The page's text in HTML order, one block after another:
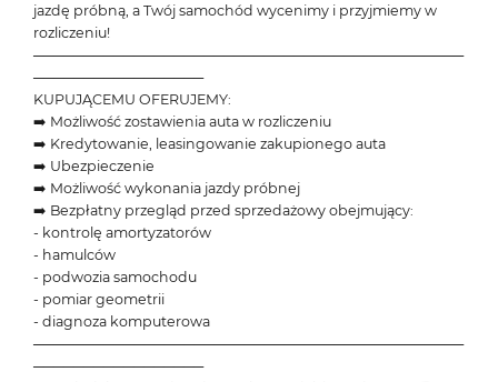
jazdę próbną, a Twój samochód wycenimy i przyjmiemy w
rozliczeniu!
───────────────────────────────────────────
─────────────────
KUPUJĄCEMU OFERUJEMY:
➡️ Możliwość zostawienia auta w rozliczeniu
➡️ Kredytowanie, leasingowanie zakupionego auta
➡️ Ubezpieczenie
➡️ Możliwość wykonania jazdy próbnej
➡️ Bezpłatny przegląd przed sprzedażowy obejmujący:
- kontrolę amortyzatorów
- hamulców
- podwozia samochodu
- pomiar geometrii
- diagnoza komputerowa
───────────────────────────────────────────
─────────────────